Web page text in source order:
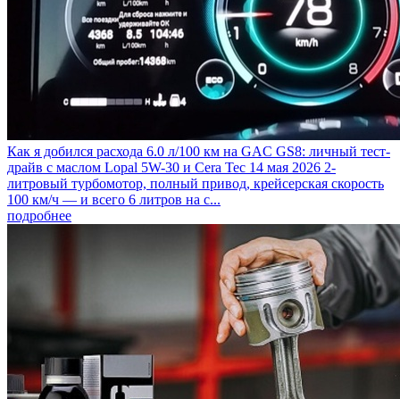
Как я добился расхода 6.0 л/100 км на GAC GS8: личный тест-
драйв с маслом Lopal 5W-30 и Cera Tec 14 мая 2026 2-
литровый турбомотор, полный привод, крейсерская скорость
100 км/ч — и всего 6 литров на с...
подробнее